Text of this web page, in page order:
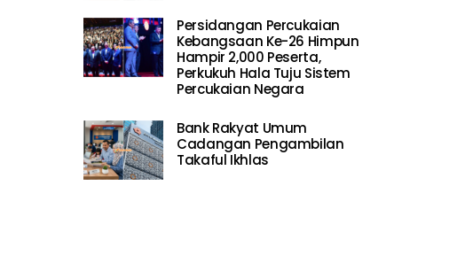
Persidangan Percukaian
Kebangsaan Ke-26 Himpun
Hampir 2,000 Peserta,
Perkukuh Hala Tuju Sistem
Percukaian Negara
Bank Rakyat Umum
Cadangan Pengambilan
Takaful Ikhlas